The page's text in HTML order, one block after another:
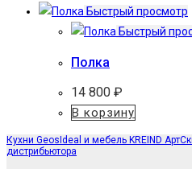
Быстрый просмотр
Быстрый
Полка
14 800 ₽
В корзину
Кухни GeosIdeal и мебель KREIND
дистрибьютора